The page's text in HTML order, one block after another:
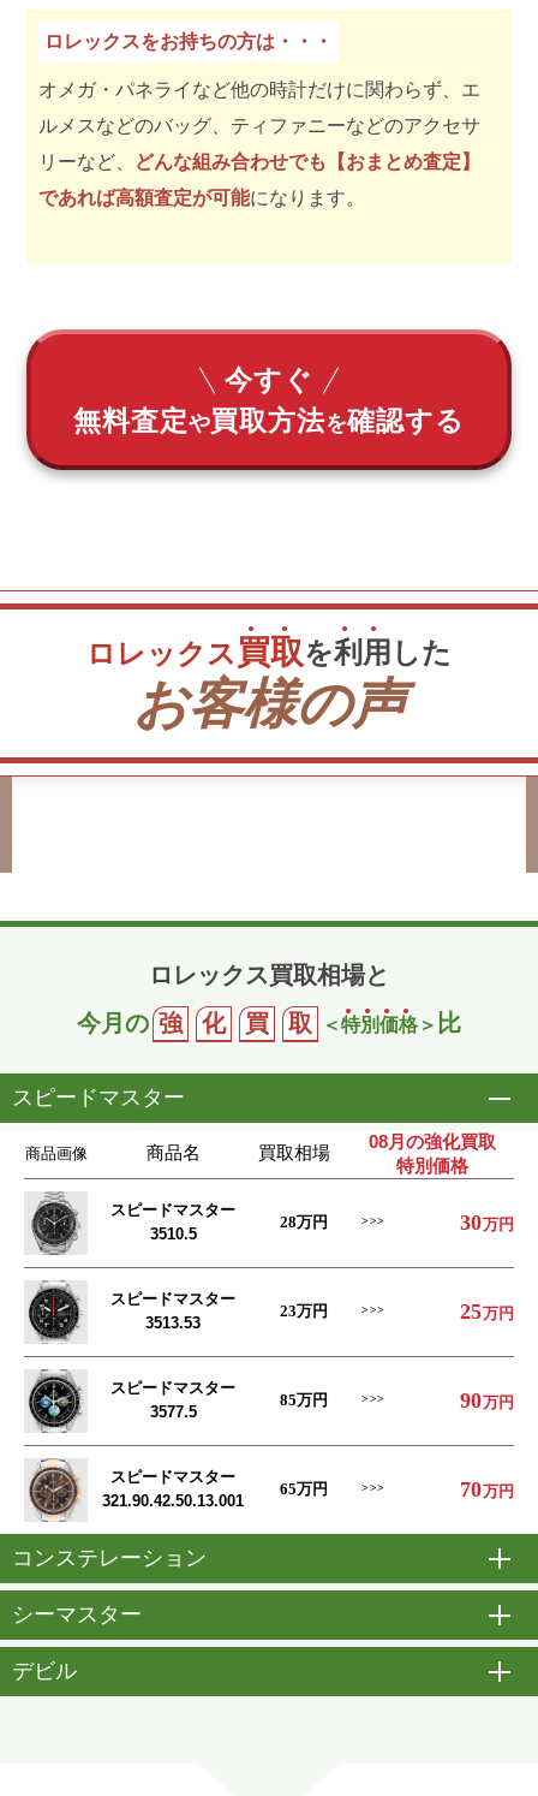
ロレックスをお持ちの方は・・・
オメガ・パネライなど他の時計だけに関わらず、エ
ルメスなどのバッグ、ティファニーなどのアクセサ
リーなど、 どんな組み合わせでも【おまとめ査定】
であれば高額査定が可能になります。
今すぐ
無料査定や買取方法を確認する
ロレックス 買取を利 用 した
お客様の声
ロレックス買取相場と
今月の 強 化 買 取 ＜特別価格 ＞ 比
スピードマスター
商品画像 商品名 買取相場
08月の強化買取
特別価格
スピードマスター
3510.5
28万円 30万円
スピードマスター
3513.53
23万円 25万円
スピードマスター
3577.5
85万円 90万円
スピードマスター
321.90.42.50.13.001
65万円 70万円
コンステレーション
シーマスター
デビル